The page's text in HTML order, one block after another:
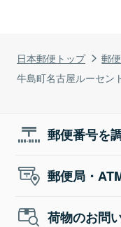
日本郵便トップ 郵
牛島町名古屋ルーセン
郵便番号を
郵便局・
荷物のお問